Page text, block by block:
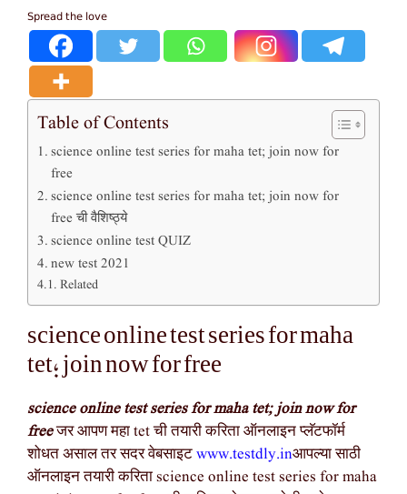
Spread the love
Table of Contents
science online test series for maha tet; join now for
free
science online test series for maha tet; join now for
free ची वैशिष्ठ्ये
science online test QUIZ
new test 2021
Related
science online test series for maha
tet; join now for free
science online test series for maha tet; join now for
freeजर आपण महा tet ची तयारी करिता ऑनलाइन प्लॅटफॉर्म
शोधत असाल तर सदर वेबसाइटwww.testdly.inआपल्या साठी
ऑनलाइन तयारी करिता science online test series for maha